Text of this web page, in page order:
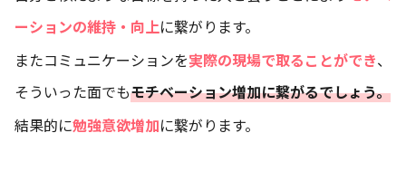
ーションの維持・向上に繋がります。
またコミュニケーションを実際の現場で取ることができ、
そういった面でもモチベーション増加に繋がるでしょう。
結果的に勉強意欲増加に繋がります。